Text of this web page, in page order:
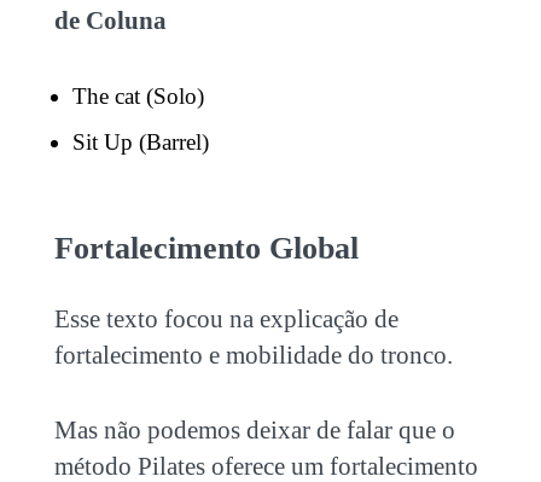
de Coluna
The cat (Solo)
Sit Up (Barrel)
Fortalecimento Global
Esse texto focou na explicação de
fortalecimento e mobilidade do tronco.
Mas não podemos deixar de falar que o
método Pilates oferece um fortalecimento